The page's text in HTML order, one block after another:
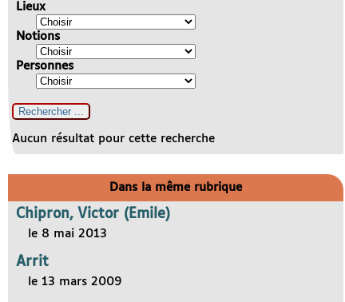
Lieux
Notions
Personnes
Aucun résultat pour cette recherche
Dans la même rubrique
Chipron, Victor (Emile)
le 8 mai 2013
Arrit
le 13 mars 2009